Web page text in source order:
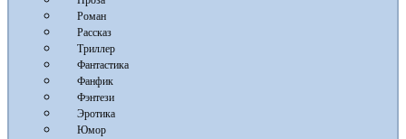
Роман
Рассказ
Триллер
Фантастика
Фанфик
Фэнтези
Эротика
Юмор